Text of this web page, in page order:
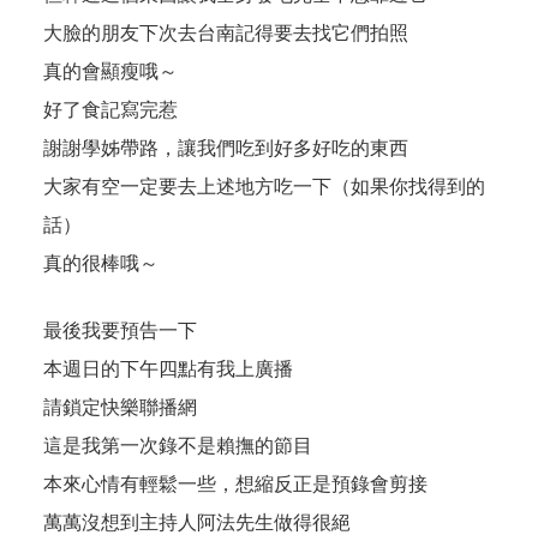
大臉的朋友下次去台南記得要去找它們拍照
真的會顯瘦哦～
好了食記寫完惹
謝謝學姊帶路，讓我們吃到好多好吃的東西
大家有空一定要去上述地方吃一下（如果你找得到的
話）
真的很棒哦～
最後我要預告一下
本週日的下午四點有我上廣播
請鎖定快樂聯播網
這是我第一次錄不是賴撫的節目
本來心情有輕鬆一些，想縮反正是預錄會剪接
萬萬沒想到主持人阿法先生做得很絕